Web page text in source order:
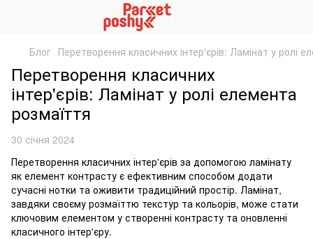
Блог Перетворення класичних інтер'єрів: Ламінат у ролі
Перетворення класичних
інтер'єрів: Ламінат у ролі елемента
розмаїття
30 січня 2024
Перетворення класичних інтер'єрів за допомогою ламінату
як елемент контрасту є ефективним способом додати
сучасні нотки та оживити традиційний простір. Ламінат,
завдяки своєму розмаїттю текстур та кольорів, може стати
ключовим елементом у створенні контрасту та оновленні
класичного інтер'єру.